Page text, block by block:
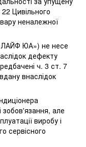
Цивільного
неналежної
ЛАЙФ ЮА») не несе
дефекту
ч. 3 ст. 7
внаслідок
зобов'язання, але
виробу і
сервісного